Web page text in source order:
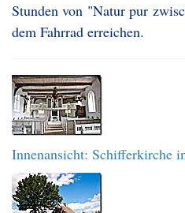
Stunden von "Natur pur
dem Fahrrad erreichen.
Innenansicht: Schifferkirche